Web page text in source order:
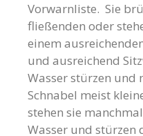
Vorwarnliste. Sie
fließenden oder
einem
und ausreichend
Wasser stürzen
Schnabel meist
stehen sie
Wasser und stürzen